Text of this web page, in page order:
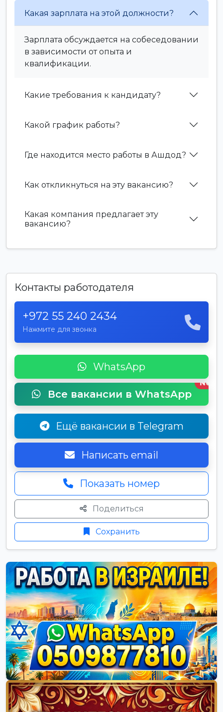
Какая зарплата на этой должности?
Зарплата обсуждается на собеседовании
в зависимости от опыта и
квалификации.
Какие требования к кандидату?
Какой график работы?
Где находится место работы в Ашдод?
Как откликнуться на эту вакансию?
Какая компания предлагает эту
вакансию?
Контакты работодателя
+972 55 240 2434
Нажмите для звонка
WhatsApp
Все вакансии в WhatsApp
New
Ещё вакансии в Telegram
Написать email
Показать номер
Поделиться
Сохранить